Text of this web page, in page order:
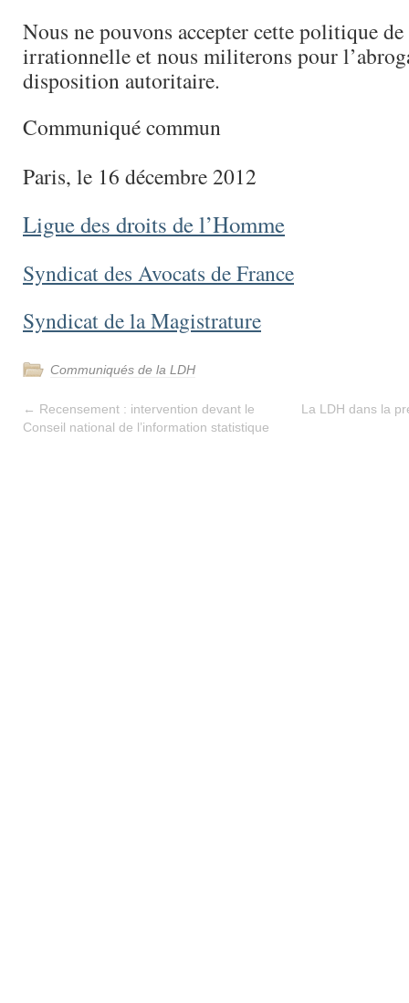
Nous ne pouvons accepter cette politique
irrationnelle et nous militerons pour
disposition autoritaire.
Communiqué commun
Paris, le 16 décembre 2012
Ligue des droits de l’Homme
Syndicat des Avocats de France
Syndicat de la Magistrature
Communiqués de la LDH
← Recensement : intervention devant le
Conseil national de l’information statistique
La LDH dans la